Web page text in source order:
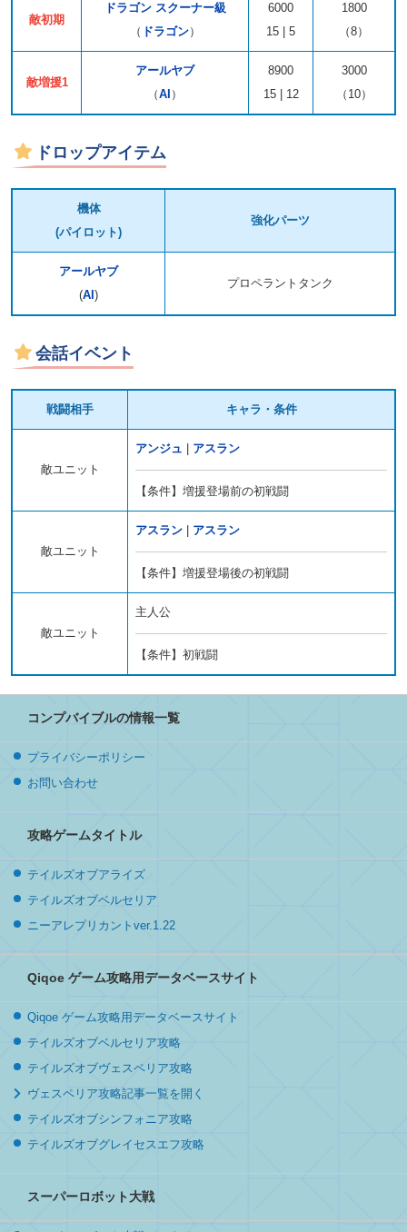
敵初期
ドラゴン スクーナー級
（ ドラゴン）
6000
15 | 5
1800
（8）
敵増援1
アールヤブ
（AI ）
8900
15 | 12
3000
（10）
ドロップアイテム
機体
(パイロット)
強化パーツ
アールヤブ
(AI )
プロペラントタンク
会話イベント
戦闘相手 キャラ・条件
敵ユニット
アンジュ アスラン
【条件】増援登場前の初戦闘
敵ユニット
アスラン アスラン
【条件】増援登場後の初戦闘
敵ユニット
主人公
【条件】初戦闘
コンプバイブルの情報一覧
プライバシーポリシー
お問い合わせ
攻略ゲームタイトル
テイルズオブアライズ
テイルズオブベルセリア
ニーアレプリカントver.1.22
Qiqoe ゲーム攻略用データベースサイト
Qiqoe ゲーム攻略用データベースサイト
テイルズオブベルセリア攻略
テイルズオブヴェスペリア攻略
ヴェスペリア攻略記事一覧を開く
テイルズオブシンフォニア攻略
テイルズオブグレイセスエフ攻略
スーパーロボット大戦